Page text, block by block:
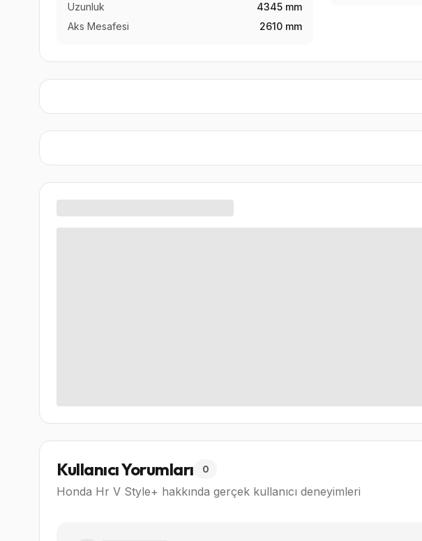
Uzunluk
4345 mm
Aks Mesafesi
2610 mm
Kullanıcı Yorumları 0
Honda Hr V Style+ hakkında gerçek kullanıcı deneyimleri